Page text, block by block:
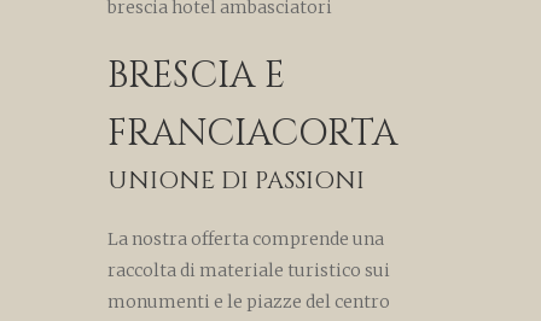
BRESCIA E
FRANCIACORTA
UNIONE DI PASSIONI
La nostra offerta comprende una
raccolta di materiale turistico sui
monumenti e le piazze del centro